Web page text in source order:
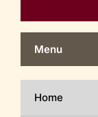
Menu
Home